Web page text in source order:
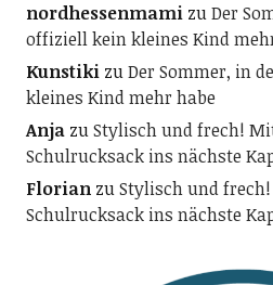
nordhessenmamizuDer
offiziell kein kleines Kind
KunstikizuDer Sommer, in
kleines Kind mehr habe
AnjazuStylisch und frech!
Schulrucksack ins nächste
FlorianzuStylisch und
Schulrucksack ins nächste